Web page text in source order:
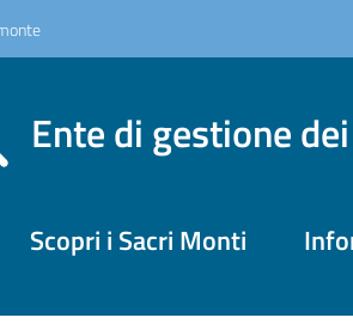
Ente di gestione
Scopri i Sacri Monti